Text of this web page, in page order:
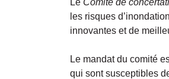
Le Comité de
les risques
innovantes et de
Le mandat du comité
qui sont susceptibles